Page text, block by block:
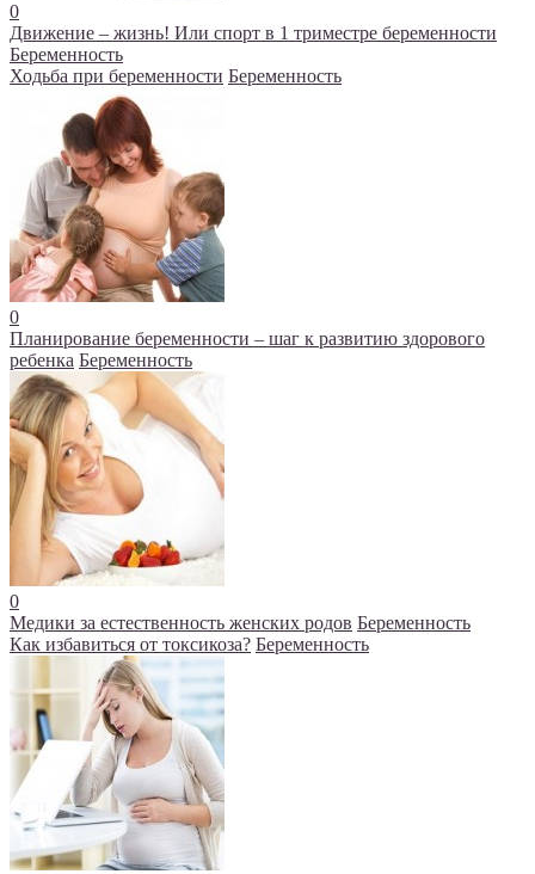
0
Движение – жизнь! Или спорт в 1 триместре беременности
Беременность
Ходьба при беременности Беременность
0
Планирование беременности – шаг к развитию здорового
ребенка Беременность
0
Медики за естественность женских родов Беременность
Как избавиться от токсикоза? Беременность